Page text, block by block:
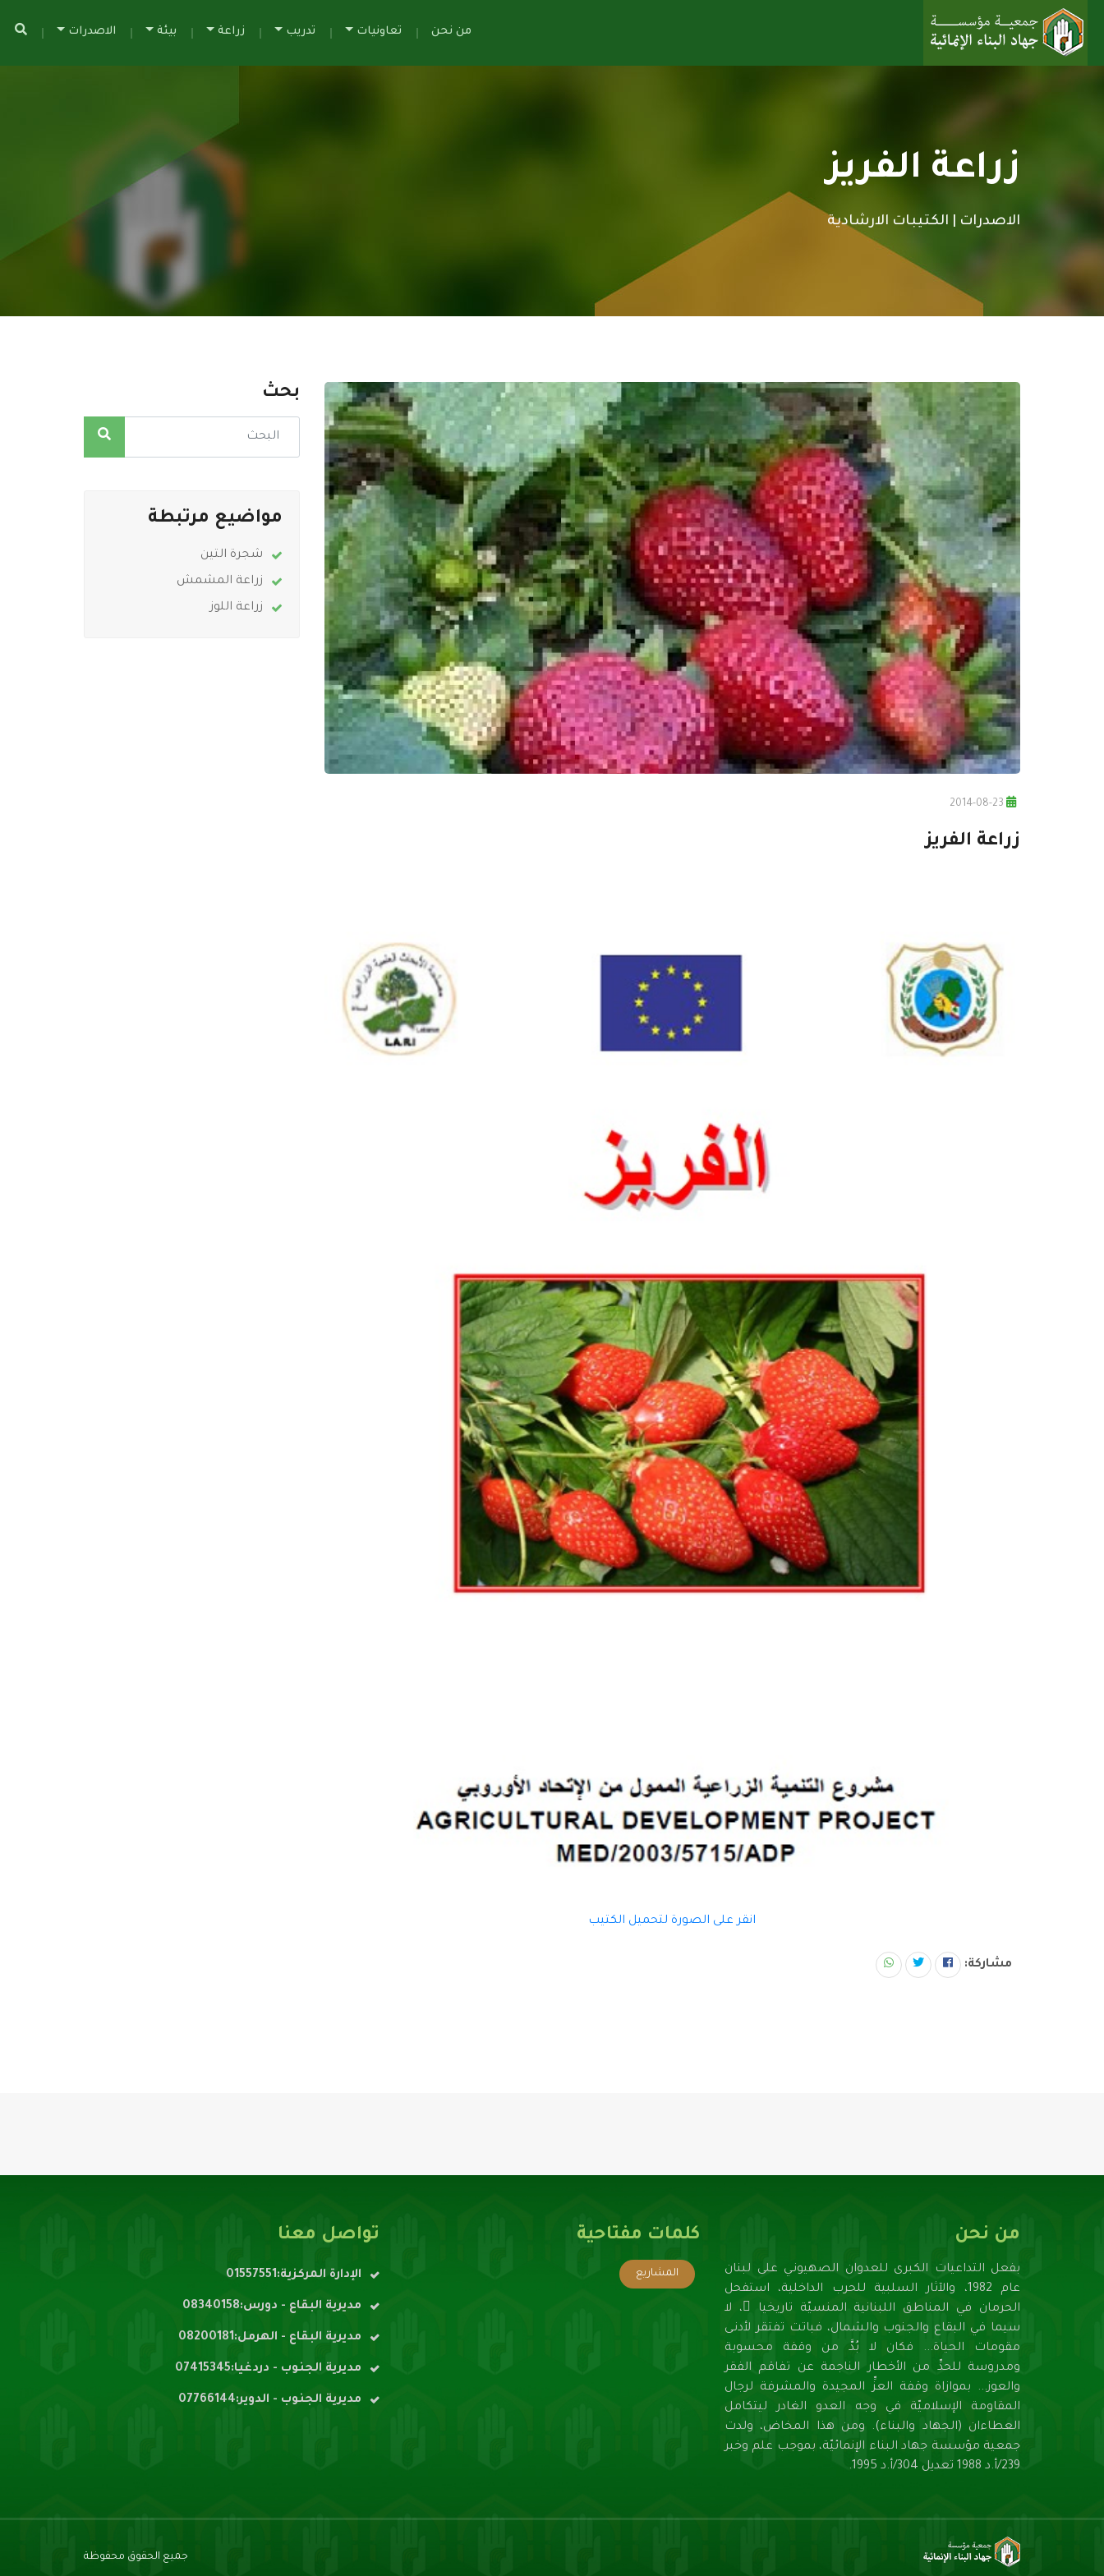
من نحن تعاونيات تدريب زراعة بيئة الاصدرات
زراعة الفريز
الاصدرات | الكتيبات الارشادية
زراعة الفريز
انقر على الصورة لتحميل الكتيب
مشاركة:
بحث
مواضيع مرتبطة
شجرة التين
زراعة المشمش
زراعة اللوز
من نحن
بفعل التداعيات الكبرى للعدوان الصهيونـي على لبنان
عام 1982، والآثار السلبية للحرب الداخلية، استفحل
الحرمان في المناطق اللبنانية المنسيّة تاريخيا ً، لا
سيما في البقاع والجنوب والشمال، فباتت تفتقر لأدنـى
مقومات الحياة... فكان لا بُدَّ من وقفة محسوبة
ومدروسة للحدِّ من الأخطار الناجمة عن تفاقم الفقر
والعوز... بموازاة وقفة العزِّ المجيدة والمشرفة لرجال
المقاومة الإسلاميّة في وجه العدو الغادر ليتكامل
العطاءان (الجهاد والبناء). ومن هذا المخاض، ولدت
جمعية مؤسسة جهاد البناء الإنمائيّة، بموجب علم وخبر
239/أ.د 1988 تعديل 304/أ.د 1995.
كلمات مفتاحية
المشاريع
تواصل معنا
الإدارة المركزية:01557551
مديرية البقاع - دورس:08340158
مديرية البقاع - الهرمل:08200181
مديرية الجنوب - دردغيا:07415345
مديرية الجنوب - الدوير:07766144
جميع الحقوق محفوظة